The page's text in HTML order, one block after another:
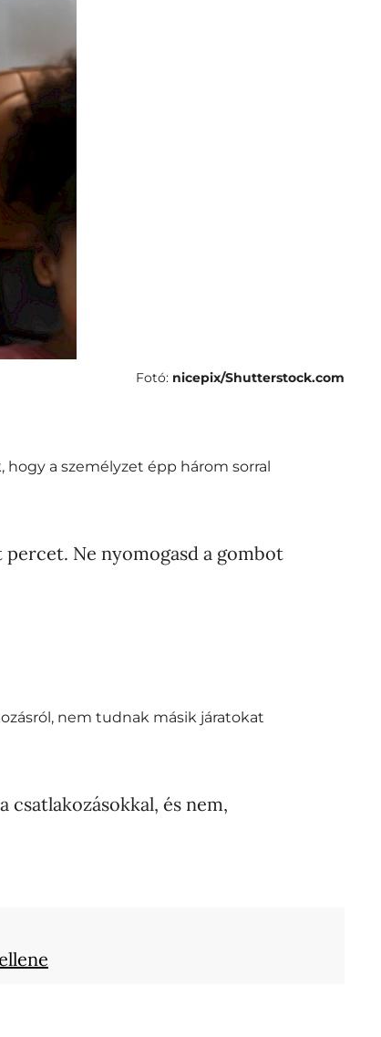
Fotó: nicepix/Shutterstock.com
a személyzet épp három sorral
Ne nyomogasd a gombot
nem tudnak másik járatokat
csatlakozásokkal, és nem,